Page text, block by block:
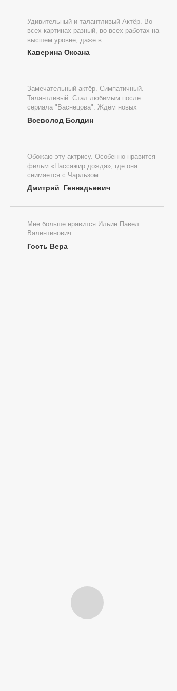
Удивительный и талантливый Актёр. Во
всех картинах разный, во всех работах на
высшем уровне, даже в
Каверина Оксана
Замечательный актёр. Симпатичный.
Талантливый. Стал любимым после
сериала "Васнецова". Ждём новых
Всеволод Болдин
Обожаю эту актрису. Особенно нравится
фильм «Пассажир дождя», где она
снимается с Чарльзом
Дмитрий_Геннадьевич
Мне больше нравится Ильин Павел
Валентинович
Гость Вера